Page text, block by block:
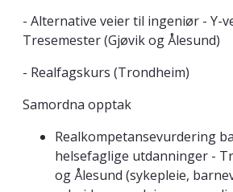
- Alternative veier til ingeniør - Y-
Tresemester (Gjøvik og Ålesund)
- Realfagskurs (Trondheim)
Samordna opptak
Realkompetansevurdering
helsefaglige utdanninger -
og Ålesund (sykepleie,